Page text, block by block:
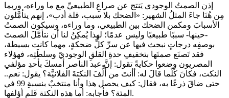
إذن الصمتُ الوجودي يَنتج عن صراعِ الطبيعيِّ مع ما وراءه، وربما
مِن هُنَا جاءَ المثلُ الشهير: «الضحك بلا سبب، قلة أدب»، إنهم يتأمَّلون
الأسبابَ ومكمن الضحك بين الطبيعي، وما وراءه، وسيكون الصمتُ
-حينها- سببًا طبيعيًا وليس عدمًا؛ لهذا يُمكِنُ لنا أن نتأمَّلَ الصمتَ
بوصفِه درجاتٍ نبحث فيها عن سرِّ كلِّ ضحكةٍ، مهما كانت بسيطة،
فقد تَصنَع صمتَها بتخفيفِ حدةِ القلقِ الوجوديّ وسلطَتِه، فهؤلاء
المصريون وضعوا حكايةً تقول: إنَّ عبد الناصر أمسكَ بأحدِ مؤلفي
النكت، فكانَ كُلّما قالَ له: أأنتَ من ألًّفَ النكتةَ الفلانيَّة؟ يقول: نعم..
حتى ضاقَ ذرعًا به، فقال: كيف يحصل هذا وأنا منتخبٌ بنسبةِ 99 في
المئة؟ فأجابه: أما هذه النكتة فَلم أؤلفها.